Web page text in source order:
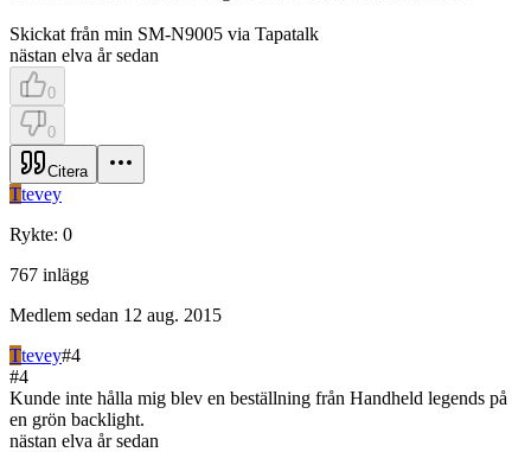
Skickat från min SM-N9005 via Tapatalk
nästan elva år sedan
0
0
Citera
Ttevey
Rykte: 0
767 inlägg
Medlem sedan 12 aug. 2015
Ttevey#4
#4
Kunde inte hålla mig blev en beställning från Handheld legends på
en grön backlight.
nästan elva år sedan